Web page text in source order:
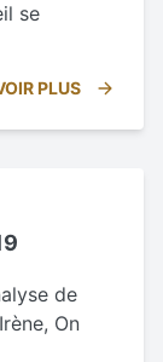
se
PLUS
de
On